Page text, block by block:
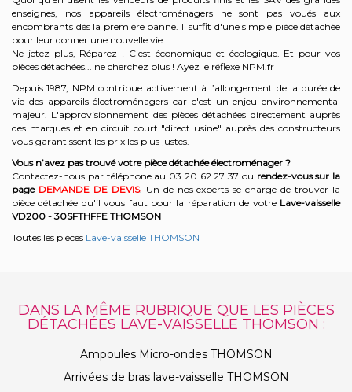
enseignes, nos appareils électroménagers ne sont pas voués aux
encombrants dès la première panne. Il suffit d'une simple pièce détachée
pour leur donner une nouvelle vie.
Ne jetez plus, Réparez ! C'est économique et écologique. Et pour vos
pièces détachées... ne cherchez plus ! Ayez le réflexe NPM.fr
Depuis 1987, NPM contribue activement à l’allongement de la durée de
vie des appareils électroménagers car c'est un enjeu environnemental
majeur. L'approvisionnement des pièces détachées directement auprès
des marques et en circuit court "direct usine" auprès des constructeurs
vous garantissent les prix les plus justes.
Vous n’avez pas trouvé votre pièce détachée électroménager ?
Contactez-nous par téléphone au 03 20 62 27 37 ou rendez-vous sur la
page DEMANDE DE DEVIS. Un de nos experts se charge de trouver la
pièce détachée qu'il vous faut pour la réparation de votre Lave-vaisselle
VD200 - 30SFTHFFE THOMSON
Toutes les pièces Lave-vaisselle THOMSON
DANS LA MÊME RUBRIQUE QUE LES PIÈCES
DÉTACHÉES LAVE-VAISSELLE THOMSON :
Ampoules Micro-ondes THOMSON
Arrivées de bras lave-vaisselle THOMSON